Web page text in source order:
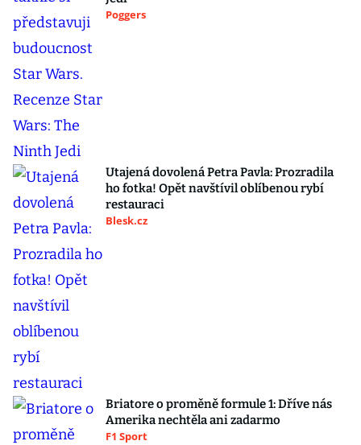
Poggers
Utajená dovolená Petra Pavla: Prozradila
ho fotka! Opět navštívil oblíbenou rybí
restauraci
Blesk.cz
Briatore o proměně formule 1: Dříve nás
Amerika nechtěla ani zadarmo
F1 Sport